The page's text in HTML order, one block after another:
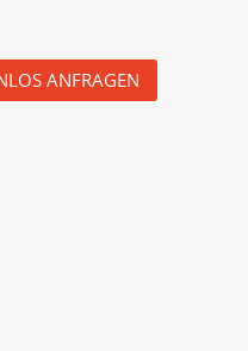
ANFRAGEN